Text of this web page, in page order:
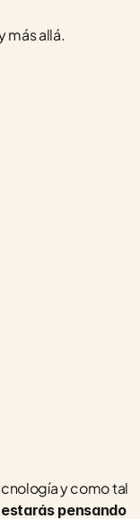
más allá.
y como tal
pensando